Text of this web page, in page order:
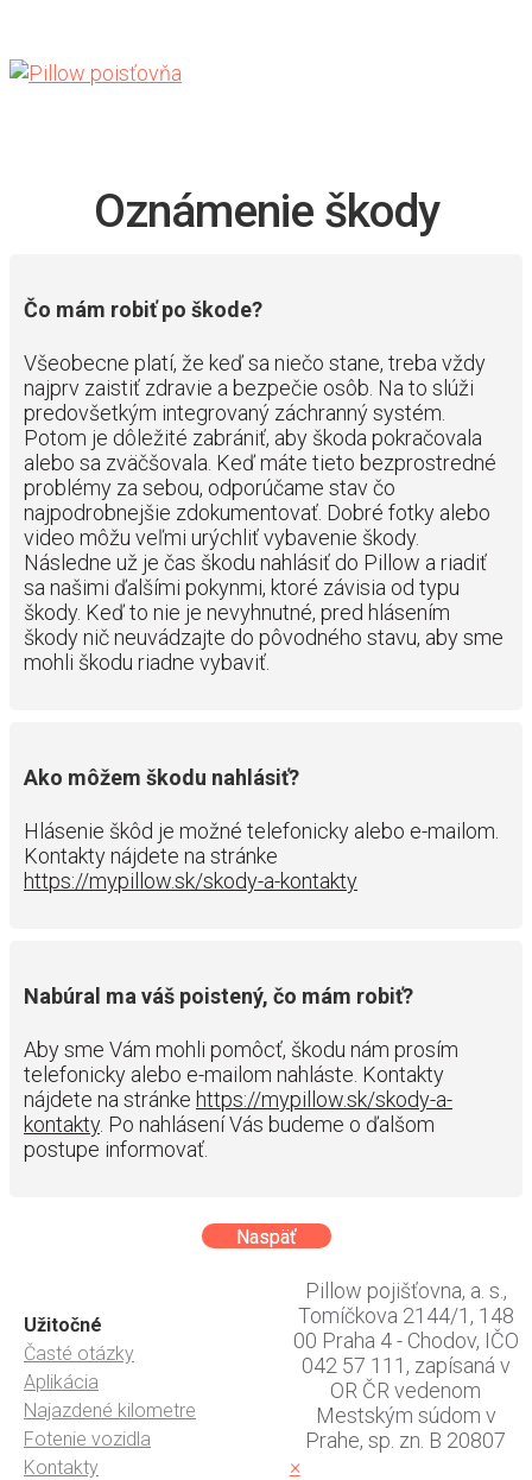
Oznámenie škody
Čo mám robiť po škode?
Všeobecne platí, že keď sa niečo stane, treba vždy
najprv zaistiť zdravie a bezpečie osôb. Na to slúži
predovšetkým integrovaný záchranný systém.
Potom je dôležité zabrániť, aby škoda pokračovala
alebo sa zväčšovala. Keď máte tieto bezprostredné
problémy za sebou, odporúčame stav čo
najpodrobnejšie zdokumentovať. Dobré fotky alebo
video môžu veľmi urýchliť vybavenie škody.
Následne už je čas škodu nahlásiť do Pillow a riadiť
sa našimi ďalšími pokynmi, ktoré závisia od typu
škody. Keď to nie je nevyhnutné, pred hlásením
škody nič neuvádzajte do pôvodného stavu, aby sme
mohli škodu riadne vybaviť.
Ako môžem škodu nahlásiť?
Hlásenie škôd je možné telefonicky alebo e-mailom.
Kontakty nájdete na stránke
https://mypillow.sk/skody-a-kontakty
Nabúral ma váš poistený, čo mám robiť?
Aby sme Vám mohli pomôcť, škodu nám prosím
telefonicky alebo e-mailom nahláste. Kontakty
nájdete na stránke https://mypillow.sk/skody-a-
kontakty. Po nahlásení Vás budeme o ďalšom
postupe informovať.
Naspäť
Užitočné
Časté otázky
Aplikácia
Najazdené kilometre
Fotenie vozidla
Kontakty
Pillow pojišťovna, a. s.,
Tomíčkova 2144/1, 148
00 Praha 4 - Chodov, IČO
042 57 111, zapísaná v
OR ČR vedenom
Mestským súdom v
Prahe, sp. zn. B 20807
×